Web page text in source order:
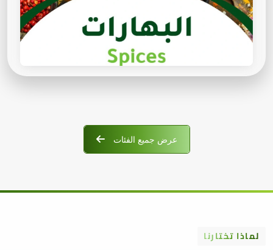
عرض جميع الفئات
لماذا تختارنا